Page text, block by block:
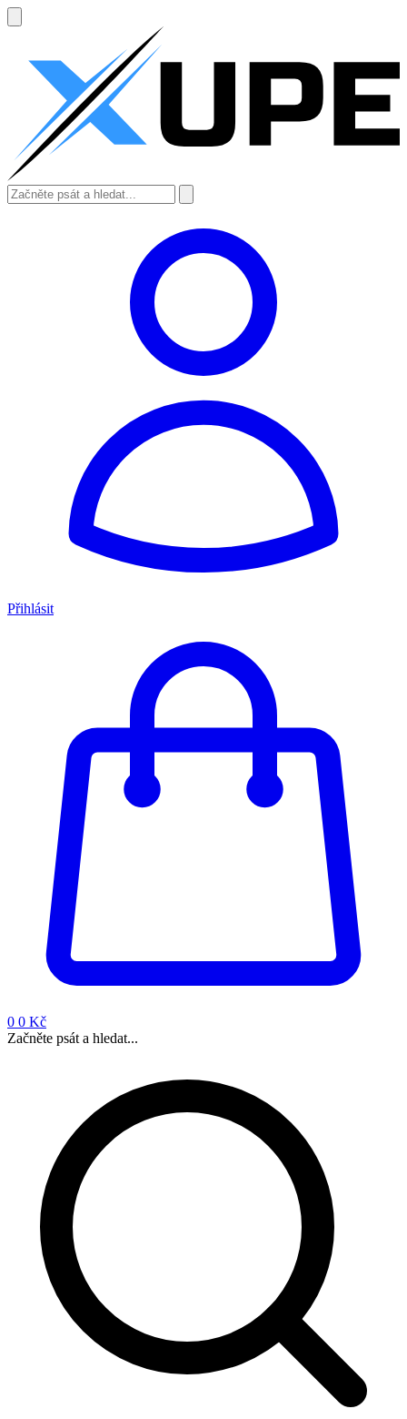
Přihlásit
0 0 Kč
Začněte psát a hledat...